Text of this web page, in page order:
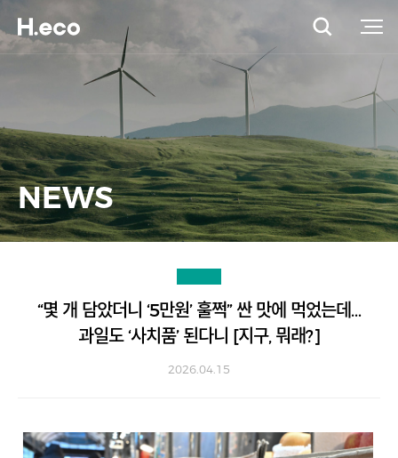
NEWS
“몇 개 담았더니 ‘5만원’ 훌쩍” 싼 맛에 먹었는데…
과일도 ‘사치품’ 된다니 [지구, 뭐래?]
2026.04.15